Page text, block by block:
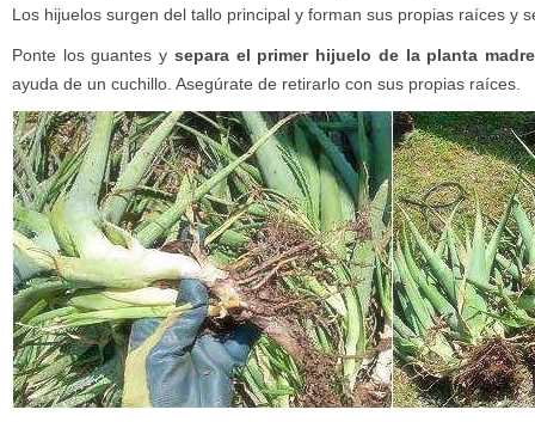
Los hijuelos surgen del tallo principal y forman sus propias raíces y
Ponte los guantes y separa el primer hijuelo de la planta madre
ayuda de un cuchillo. Asegúrate de retirarlo con sus propias raíces.